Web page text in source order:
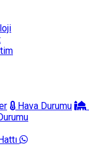
Hava Durumu